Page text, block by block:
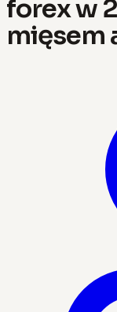
forex w
mięsem